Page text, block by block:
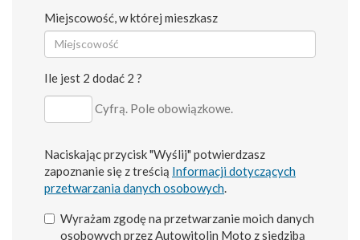
Miejscowość, w której mieszkasz
Ile jest 2 dodać 2 ?
Cyfrą. Pole obowiązkowe.
Naciskając przycisk "Wyślij" potwierdzasz
zapoznanie się z treścią Informacji dotyczących
przetwarzania danych osobowych.
Wyrażam zgodę na przetwarzanie moich danych
osobowych przez Autowitolin Moto z siedzibą